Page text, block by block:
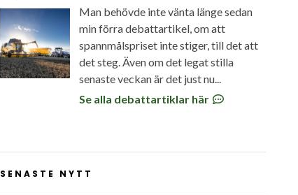
Man behövde inte vänta länge sedan
min förra debattartikel, om att
spannmålspriset inte stiger, till det att
det steg. Även om det legat stilla
senaste veckan är det just nu...
Se alla debattartiklar här
SENASTE NYTT